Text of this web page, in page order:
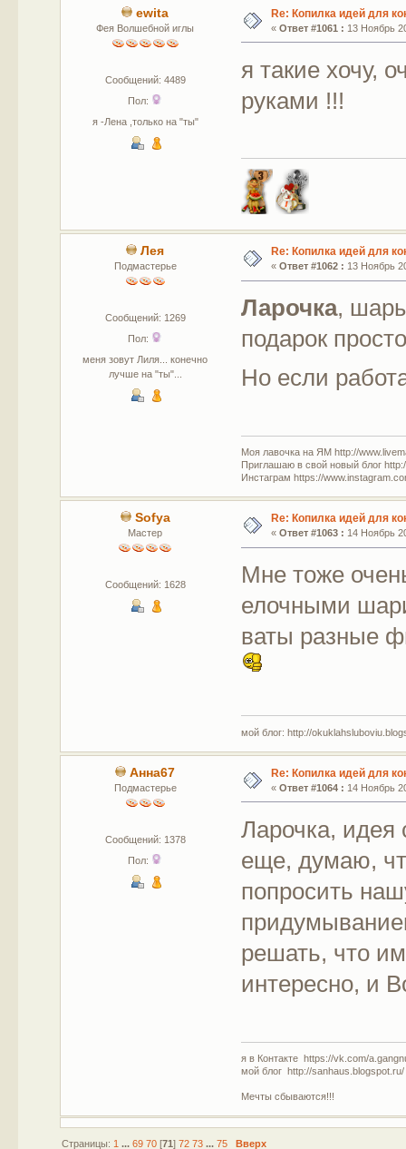
ewita
Фея Волшебной иглы
Сообщений: 4489
Пол:
я -Лена ,только на "ты"
Re: Копилка идей для
« Ответ #1061 : 13 Ноябрь
я такие хочу,
руками !!!
Лея
Подмастерье
Сообщений: 1269
Пол:
меня зовут Лиля... конечно
лучше на "ты"...
Re: Копилка идей для
« Ответ #1062 : 13 Ноябрь
Ларочка,
подарок
Но если
Моя лавочка на ЯМ http://
Приглашаю в свой новый блог
Инстаграм https://
Sofya
Мастер
Сообщений: 1628
Re: Копилка идей для
« Ответ #1063 : 14 Ноябрь
Мне тоже
елочными
ваты разные
мой блог: http://
Анна67
Подмастерье
Сообщений: 1378
Пол:
Re: Копилка идей для
« Ответ #1064 : 14 Ноябрь
Ларочка,
еще, думаю,
попросить
решать, что
интересно, и
я в Контакте https://vk.com/
мой блог http://sanhaus.blogspot.ru/
Мечты сбываются!!!
Страницы: 1 ... 69 70[71] 72 73 ... 75 Вверх